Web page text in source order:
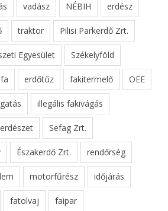
vadász NÉBIH erdész
traktor Pilisi Parkerdő Zrt.
Egyesület Székelyföld
erdőtűz fakitermelő OEE
illegális fakivágás
erdészet Sefag Zrt.
Északerdő Zrt. rendőrség
motorfűrész időjárás
fatolvaj faipar